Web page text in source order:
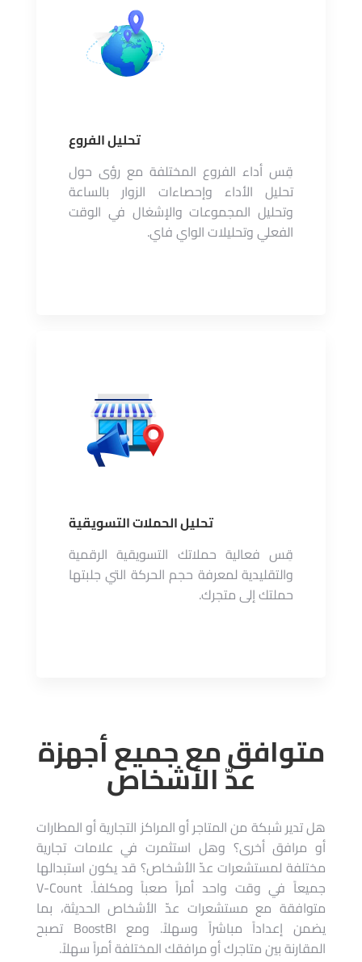
تحليل الفروع
قِس أداء الفروع المختلفة مع رؤى حول
تحليل الأداء وإحصاءات الزوار بالساعة
وتحليل المجموعات والإشغال في الوقت
الفعلي وتحليلات الواي فاي.
تحليل الحملات التسويقية
قِس فعالية حملاتك التسويقية الرقمية
والتقليدية لمعرفة حجم الحركة التي جلبتها
حملتك إلى متجرك.
متوافق مع جميع أجهزة
عدّ الأشخاص
هل تدير شبكة من المتاجر أو المراكز التجارية أو المطارات
أو مرافق أخرى؟ وهل استثمرت في علامات تجارية
مختلفة لمستشعرات عدّ الأشخاص؟ قد يكون استبدالها
جميعاً في وقت واحد أمراً صعباً ومكلفاً. V-Count
متوافقة مع مستشعرات عدّ الأشخاص الحديثة، بما
يضمن إعداداً مباشراً وسهلاً. ومع BoostBI تصبح
المقارنة بين متاجرك أو مرافقك المختلفة أمراً سهلاً.